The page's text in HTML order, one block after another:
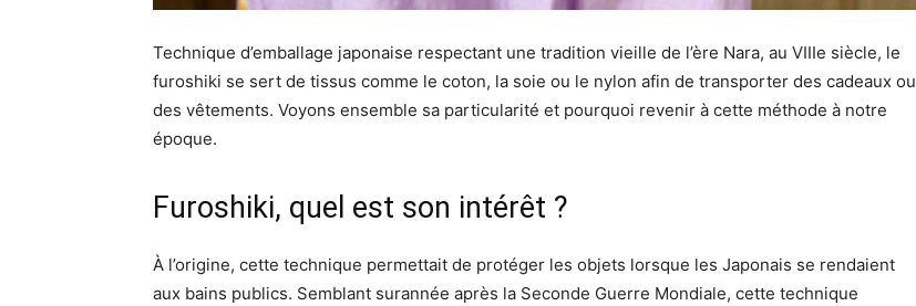
Technique d’emballage japonaise respectant une tradition vieille de l’ère Nara, au VIIIe siècle, le
furoshiki se sert de tissus comme le coton, la soie ou le nylon afin de transporter des cadeaux ou
des vêtements. Voyons ensemble sa particularité et pourquoi revenir à cette méthode à notre
époque.
Furoshiki, quel est son intérêt ?
À l’origine, cette technique permettait de protéger les objets lorsque les Japonais se rendaient
aux bains publics. Semblant surannée après la Seconde Guerre Mondiale, cette technique